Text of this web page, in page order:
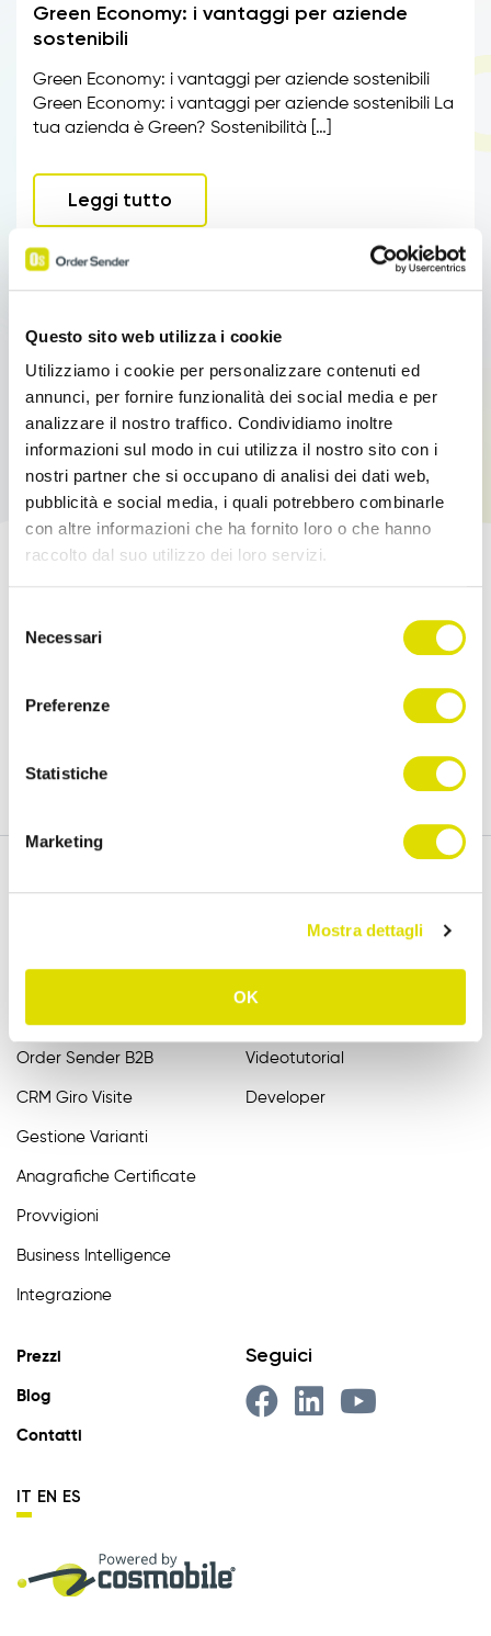
Questo sito web utilizza i cookie
Utilizziamo i cookie per personalizzare contenuti ed
annunci, per fornire funzionalità dei social media e per
analizzare il nostro traffico. Condividiamo inoltre
informazioni sul modo in cui utilizza il nostro sito con i
nostri partner che si occupano di analisi dei dati web,
pubblicità e social media, i quali potrebbero combinarle
con altre informazioni che ha fornito loro o che hanno
raccolto dal suo utilizzo dei loro servizi.
all'informativa:
https://www.ordersender.com/cookie-
delNecessari
Preferenze
Statistiche
Marketing
Mostra dettagli
OK
Green Economy: i vantaggi per aziende
sostenibili
Green Economy: i vantaggi per aziende sostenibili
Green Economy: i vantaggi per aziende sostenibili La
tua azienda è Green? Sostenibilità […]
Leggi tutto
Catalogo Agenti
Order Sender B2B
CRM Giro Visite
Gestione Varianti
Anagrafiche Certificate
Provvigioni
Business Intelligence
Integrazione
Assistenza
Videotutorial
Developer
Prezzi
Blog
Contatti
IT EN ES
Seguici